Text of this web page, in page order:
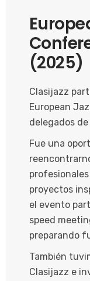
(2025)
Clasijazz
European
delegados
Fue una
proyectos
el evento
speed
preparando
También
Clasijazz e